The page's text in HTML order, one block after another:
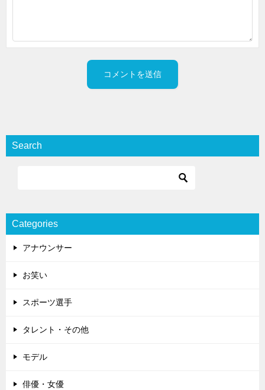
Search
Categories
アナウンサー
お笑い
スポーツ選手
タレント・その他
モデル
俳優・女優